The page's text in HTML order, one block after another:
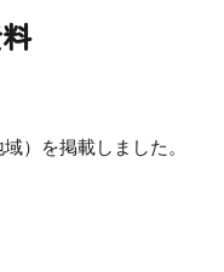
）を掲載しました。